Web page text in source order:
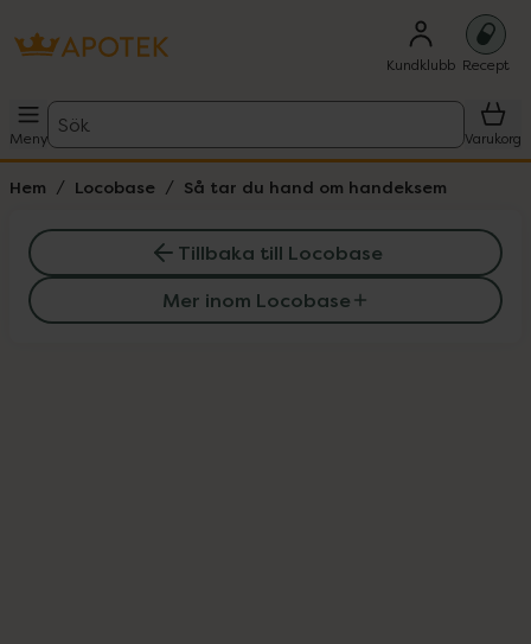
Kundklubb Recept
Meny
Sök
Varukorg
Hem Locobase Så tar du hand om handeksem
Tillbaka till Locobase
Mer inom Locobase